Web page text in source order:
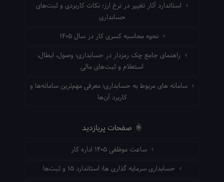
استاندارد آثار تغییر در نرخ ارز؛ نکات کاربردی و ثبت‌های
حسابداری
نحوه محاسبه کسری کار در سال ۱۴۰۵
راهنمای جامع چک رمزدار در حسابداری؛ وصول، ابطال،
استعلام و ثبت‌های مالی
سامانه های مربوط به حسابداری؛ معرفی مهم‌ترین سامانه‌ها و
کاربرد آن‌ها
صفحات پربازدید
ساعت موظفی ۱۴۰۵ اداره کار
حسابداری سرمایه گذاری ها؛ استاندارد ۱۵ و ثبت‌ها